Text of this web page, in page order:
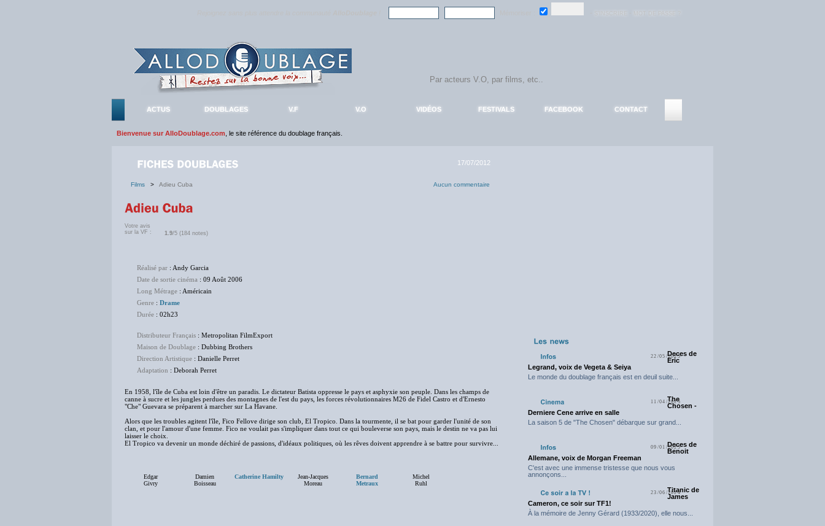
ACTUS DOUBLAGES V.F V.O VIDÉOS FESTIVALS FACEBOOK CONTACT
Bienvenue sur AlloDoublage.com , le site référence du doublage français.
17/07/2012
Films > Adieu Cuba Aucun commentaire
Votre avis
sur la VF :
1.9/5 (184 notes)
Réalisé par : Andy Garcia
Date de sortie cinéma : 09 Août 2006
Long Métrage : Américain
Genre : Drame
Durée : 02h23
Distributeur Français : Metropolitan FilmExport
Maison de Doublage : Dubbing Brothers
Direction Artistique : Danielle Perret
Adaptation : Deborah Perret
En 1958, l'île de Cuba est loin d'être un paradis. Le dictateur Batista oppresse le pays et asphyxie son peuple. Dans les champs de
canne à sucre et les jungles perdues des montagnes de l'est du pays, les forces révolutionnaires M26 de Fidel Castro et d'Ernesto
"Che" Guevara se préparent à marcher sur La Havane.
Alors que les troubles agitent l'île, Fico Fellove dirige son club, El Tropico. Dans la tourmente, il se bat pour garder l'unité de son
clan, et pour l'amour d'une femme. Fico ne voulait pas s'impliquer dans tout ce qui bouleverse son pays, mais le destin ne va pas lui
laisser le choix.
El Tropico va devenir un monde déchiré de passions, d'idéaux politiques, où les rêves doivent apprendre à se battre pour survivre...
Edgar
Givry
Damien
Boisseau
Catherine Hamilty
Jean-Jacques
Moreau
Bernard
Metraux
Michel
Ruhl
22/05/2025Deces de
Eric
Legrand, voix de Vegeta & Seiya
Le monde du doublage français est en deuil suite...
11/04/2025
The
Chosen -
Derniere Cene arrive en salle
La saison 5 de "The Chosen" débarque sur grand...
09/01/2025Deces de
Benoit
Allemane, voix de Morgan Freeman
C'est avec une immense tristesse que nous vous
annonçons...
23/06/2024Titanic de
James
Cameron, ce soir sur TF1!
À la mémoire de Jenny Gérard (1933/2020), elle nous...